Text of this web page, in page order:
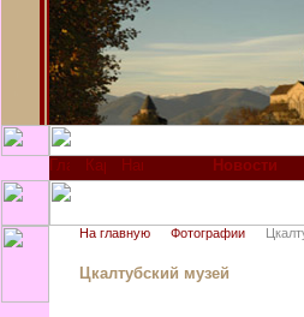
Новости
На главную Фотографии
Цкалтубский музей